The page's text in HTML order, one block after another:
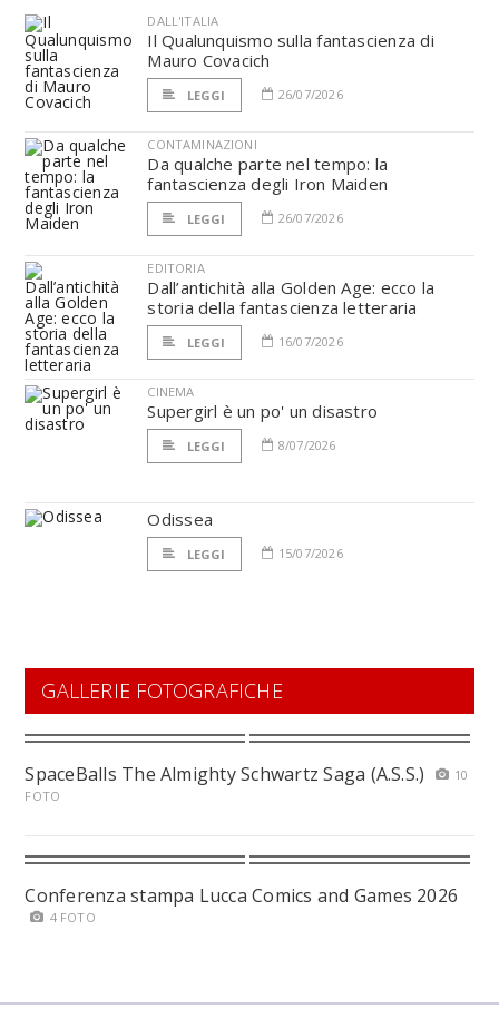
DALL'ITALIA
Il Qualunquismo sulla fantascienza di
Mauro Covacich
LEGGI 26/07/2026
CONTAMINAZIONI
Da qualche parte nel tempo: la
fantascienza degli Iron Maiden
LEGGI 26/07/2026
EDITORIA
Dall’antichità alla Golden Age: ecco la
storia della fantascienza letteraria
LEGGI 16/07/2026
CINEMA
Supergirl è un po' un disastro
LEGGI 8/07/2026
Odissea
LEGGI 15/07/2026
GALLERIE FOTOGRAFICHE
SpaceBalls The Almighty Schwartz Saga (A.S.S.)
10
FOTO
Conferenza stampa Lucca Comics and Games 2026
4 FOTO